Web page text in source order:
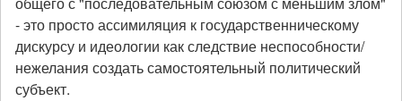
- это просто ассимиляция к государственническому
дискурсу и идеологии как следствие неспособности/
нежелания создать самостоятельный политический
субъект.